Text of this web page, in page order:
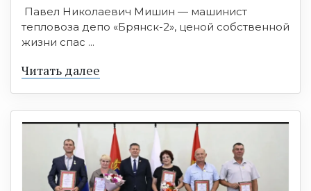
Павел Николаевич Мишин — машинист
тепловоза депо «Брянск-2», ценой собственной
жизни спас ...
Читать далее